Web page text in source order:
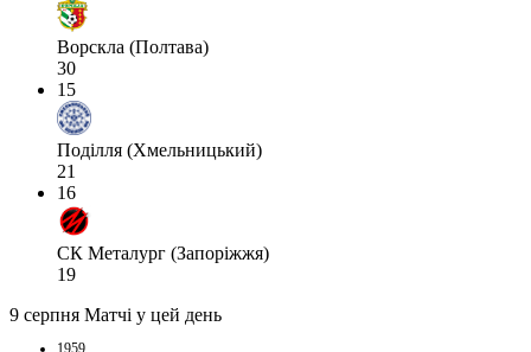
Ворскла (Полтава)
30
15
Поділля (Хмельницький)
21
16
СК Металург (Запоріжжя)
19
9 серпня Матчі у цей день
1959